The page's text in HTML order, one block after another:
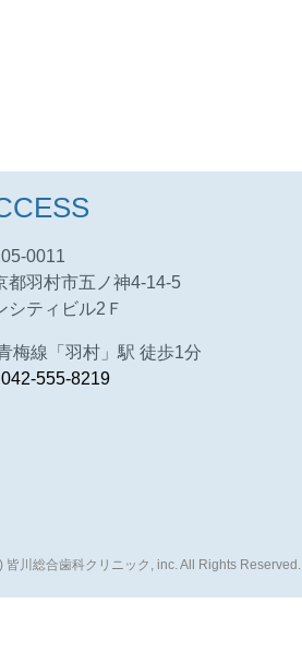
0011
都羽村市五ノ神4-14-5
シティビル2Ｆ
梅線「羽村」駅 徒歩1分
042-555-8219
皆川総合歯科クリニック, inc. All Rights Reserved.